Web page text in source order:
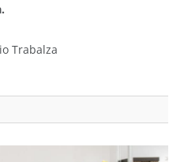
Trabalza